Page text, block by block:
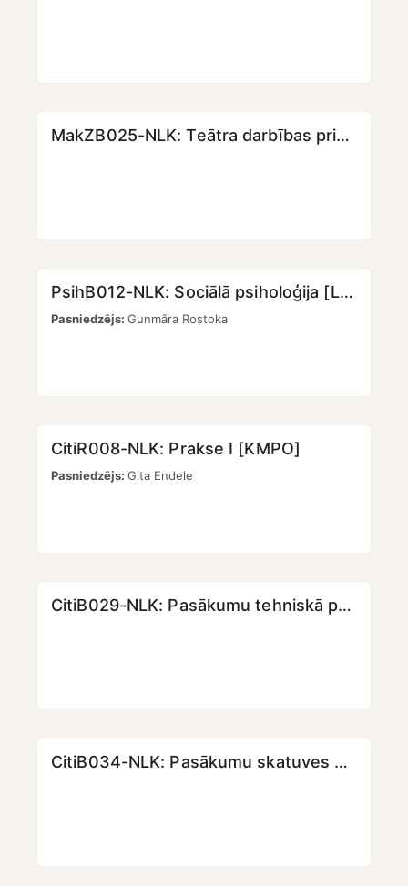
MakZB025-NLK: Teātra darbības principi un režijas pamati pasākumos [KMPO]
PsihB012-NLK: Sociālā psiholoģija [LKK]
Pasniedzējs: Gunmāra Rostoka
CitiR008-NLK: Prakse I [KMPO]
Pasniedzējs: Gita Endele
CitiB029-NLK: Pasākumu tehniskā producēšana II [KMPO24]
CitiB034-NLK: Pasākumu skatuves dizains un vizuālā identitāte (3. daļa) [KMPO]